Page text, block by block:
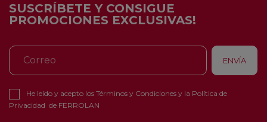
SUSCRÍBETE Y CONSIGUE
PROMOCIONES EXCLUSIVAS!
He leído y acepto los Términos y Condiciones y la Política de
Privacidad de FERROLAN